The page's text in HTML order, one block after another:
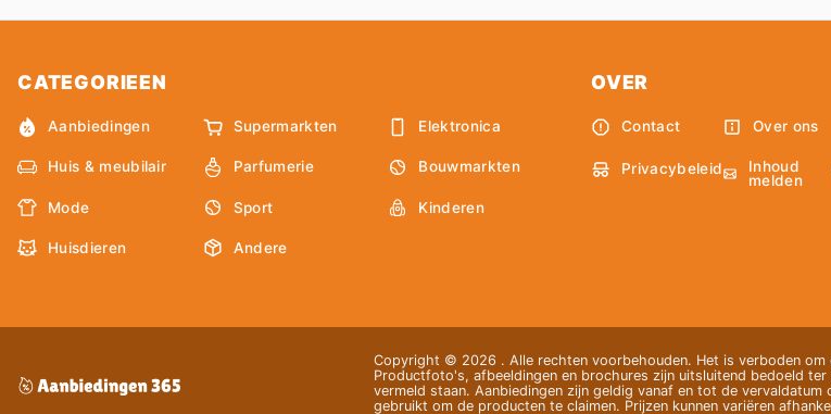
CATEGORIEEN
Aanbiedingen Supermarkten Elektronica
Huis & meubilair Parfumerie Bouwmarkten
Mode Sport Kinderen
Huisdieren Andere
OVER
Contact Over ons
Privacybeleid
Inhoud
melden
Copyright © 2026 . Alle rechten voorbehouden. Het is verboden
Productfoto's, afbeeldingen en brochures zijn uitsluitend bedoeld
vermeld staan. Aanbiedingen zijn geldig vanaf en tot de
gebruikt om de producten te claimen. Prijzen kunnen variëren